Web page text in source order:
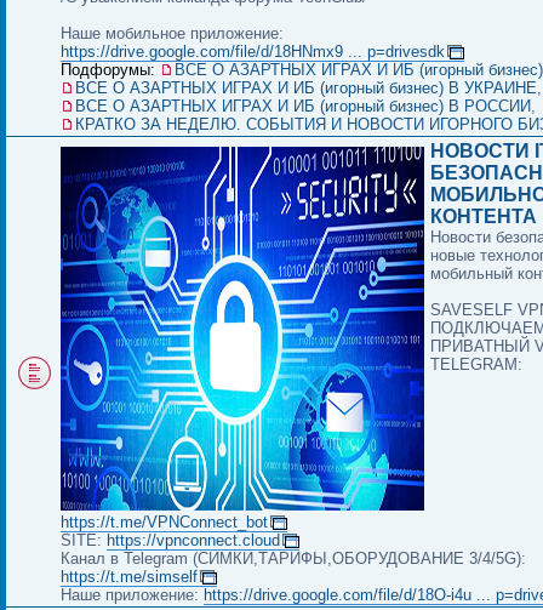
Наше мобильное приложение:
https://drive.google.com/file/d/18HNmx9 ... p=drivesdk
Подфорумы:
ВСЕ О АЗАРТНЫХ ИГРАХ И ИБ (игорный
ВСЕ О АЗАРТНЫХ ИГРАХ И ИБ (игорный бизнес) В УКРАИНЕ,
ВСЕ О АЗАРТНЫХ ИГРАХ И ИБ (игорный бизнес) В РОССИИ,
КРАТКО ЗА НЕДЕЛЮ. СОБЫТИЯ И НОВОСТИ ИГОРНОГО
НОВОСТИ
КОНТЕНТА
Новости
новые
мобильный
SAVESELF
ПРИВАТНЫЙ
TELEGRAM:
https://t.me/VPNConnect_bot
SITE: https://vpnconnect.cloud
Канал в Telegram (СИМКИ,ТАРИФЫ,ОБОРУДОВАНИЕ 3/4/5G):
https://t.me/simself
Наше приложение: https://drive.google.com/file/d/18O-i4u ...